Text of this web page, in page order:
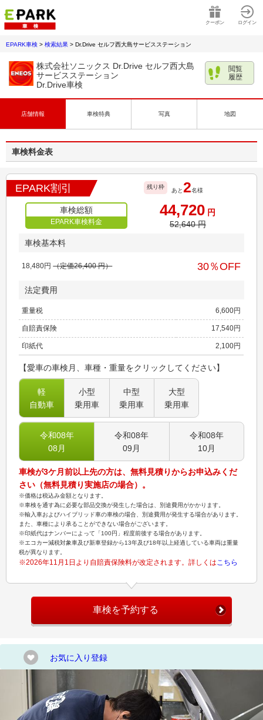
クーポン ログイン
EPARK車検 > 検索結果 > Dr.Drive セルフ西大島サービスステーション
株式会社ソニックス Dr.Drive セルフ西大島
サービスステーション
Dr.Drive車検
閲覧
履歴
店舗情報 車検特典 写真 地図
車検料金表
EPARK割引 残り枠
あと2名様
車検総額
EPARK車検料金
44,720 円
52,640円
車検基本料
18,480円 （定価26,400円） 30％OFF
法定費用
重量税 6,600円
自賠責保険 17,540円
印紙代 2,100円
【愛車の車検月、車種・重量をクリックしてください】
軽
自動車
小型
乗用車
中型
乗用車
大型
乗用車
令和08年
08 月
令和08年
09 月
令和08年
10月
車検が3ケ月前以上先の方は、無料見積りからお申込みくだ
さい（無料見積り実施店の場合）。
※価格は税込み金額となります。
※車検を通す為に必要な部品交換が発生した場合は、別途費用がかかります。
※輸入車およびハイブリッド車の車検の場合、別途費用が発生する場合があります。
また、車種により承ることができない場合がございます。
※印紙代はナンバーによって「100円」程度前後する場合があります。
※エコカー減税対象車及び新車登録から13年及び18年以上経過している車両は重量
税が異なります。
※2026年11月1日より自賠責保険料が改定されます。詳しくはこちら
車検を予約する
お気に入り登録